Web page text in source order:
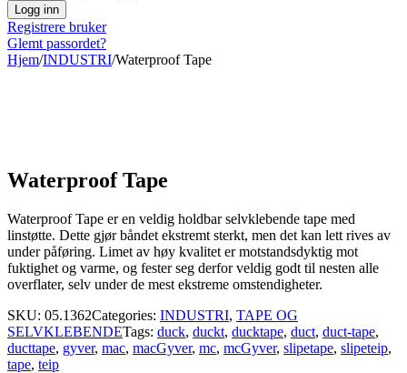
Registrere bruker
Glemt passordet?
Hjem/INDUSTRI/Waterproof Tape
Waterproof Tape
Waterproof Tape er en veldig holdbar selvklebende tape med
linstøtte. Dette gjør båndet ekstremt sterkt, men det kan lett rives av
under påføring. Limet av høy kvalitet er motstandsdyktig mot
fuktighet og varme, og fester seg derfor veldig godt til nesten alle
overflater, selv under de mest ekstreme omstendigheter.
SKU: 05.1362Categories: INDUSTRI, TAPE OG
SELVKLEBENDETags: duck, duckt, ducktape, duct, duct-tape,
ducttape, gyver, mac, macGyver, mc, mcGyver, slipetape, slipeteip,
tape, teip